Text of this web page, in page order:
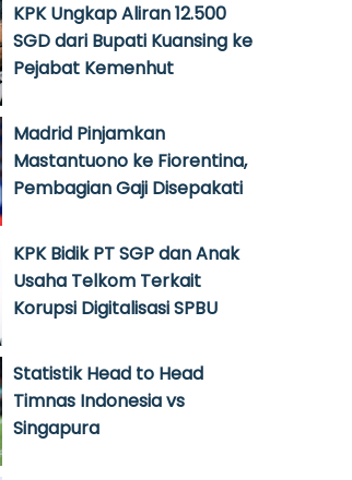
KPK Ungkap Aliran 12.500
SGD dari Bupati Kuansing ke
Pejabat Kemenhut
Madrid Pinjamkan
Mastantuono ke Fiorentina,
Pembagian Gaji Disepakati
KPK Bidik PT SGP dan Anak
Usaha Telkom Terkait
Korupsi Digitalisasi SPBU
Statistik Head to Head
Timnas Indonesia vs
Singapura